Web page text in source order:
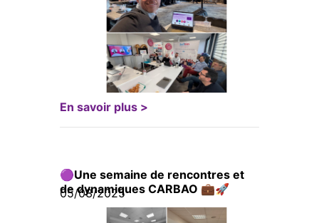
En savoir plus >
🟣Une semaine de rencontres et
de dynamiques CARBAO 💼🚀
05/03/2025